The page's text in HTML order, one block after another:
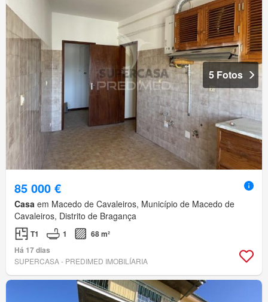
5 Fotos
85 000 €
Casa em Macedo de Cavaleiros, Município de Macedo de
Cavaleiros, Distrito de Bragança
T1 1
68 m²
Há 17 dias
SUPERCASA - PREDIMED IMOBILÍARIA